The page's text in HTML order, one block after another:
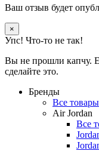
Ваш отзыв будет
×
Упс! Что-то не так!
Вы не прошли капчу.
сделайте это.
Бренды
Все товары
Air Jordan
Все